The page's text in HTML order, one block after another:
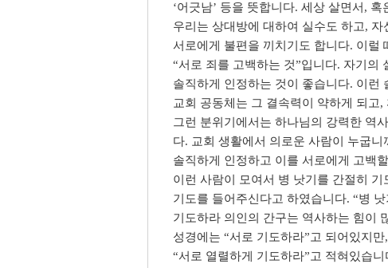
‘어긋남’ 등을 뜻합니다. 세상 살면서, 혹
우리는 상대방에 대하여 실수도 하고, 자
서로에게 불편을 끼치기도 합니다. 이럴
“서로 죄를 고백하는 것”입니다. 자기의
솔직하게 인정하는 것이 좋습니다. 이런
교회 공동체는 그 결속력이 약하게 되고,
그런 분위기에서는 하나님의 강력한 역
다. 교회 생활에서 의로운 사람이 누굽니
솔직하게 인정하고 이를 서로에게 고백
이런 사람이 모여서 병 낫기를 간절히 기
기도를 들어주신다고 하였습니다. “병
기도하라 의인의 간구는 역사하는 힘이
성경에는 “서로 기도하라”고 되어있지
“서로 열렬하게 기도하라”고 적혀있습니